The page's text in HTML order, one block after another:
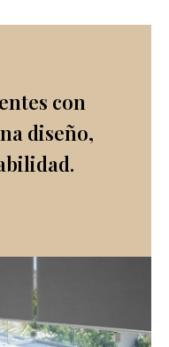
con
diseño,